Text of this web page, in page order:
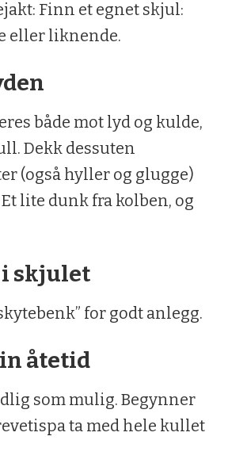
Finn et egnet skjul:
eller liknende.
både mot lyd og kulde,
Dekk dessuten
(også hyller og glugge)
lite dunk fra kolben, og
i skjulet
for godt anlegg.
åtetid
som mulig. Begynner
ta med hele kullet